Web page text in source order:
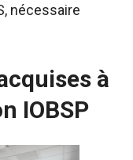
nécessaire
à
IOBSP